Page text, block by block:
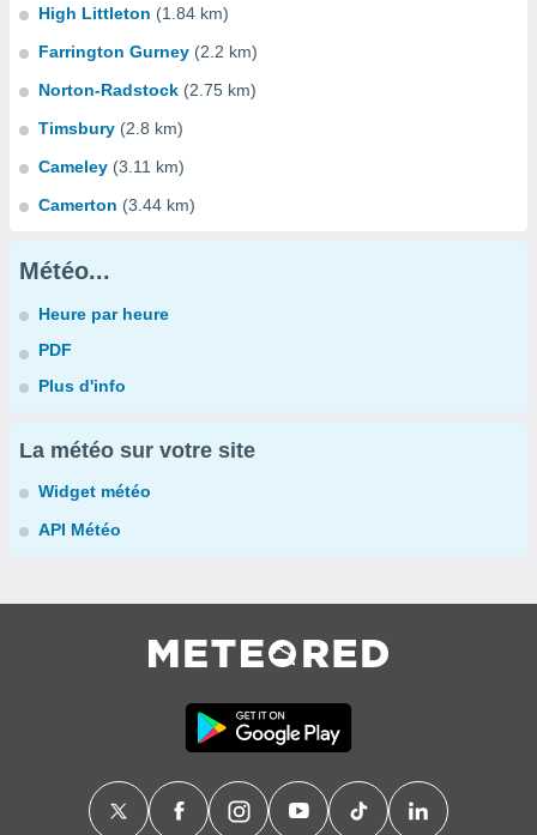
High Littleton (1.84 km)
Farrington Gurney (2.2 km)
Norton-Radstock (2.75 km)
Timsbury (2.8 km)
Cameley (3.11 km)
Camerton (3.44 km)
Météo...
Heure par heure
PDF
Plus d'info
La météo sur votre site
Widget météo
API Météo